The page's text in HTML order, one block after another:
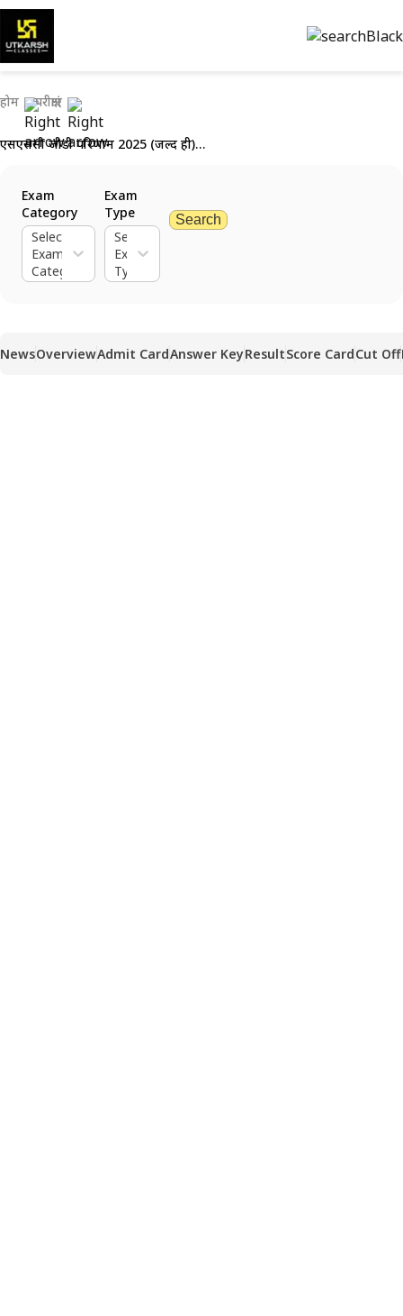
होम परीक्षाएं
एसएससी जीडी परिणाम 2025 (जल्द ही): परिणाम डाउनलोड चरण जाँचें
Exam
Category
Select
Exam
Category
Exam
Type
Select
Exam
Type
Search
NewsOverviewAdmit CardAnswer KeyResultScore CardCut Off